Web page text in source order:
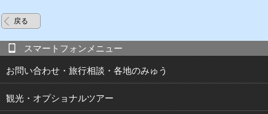
戻る
スマートフォンメニュー
お問い合わせ・旅行相談・各地のみゅう
観光・オプショナルツアー